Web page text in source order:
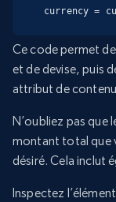
currency =
Ce code permet
et de devise, puis
attribut de
N’oubliez pas que
montant total que
désiré. Cela inclut
Inspectez